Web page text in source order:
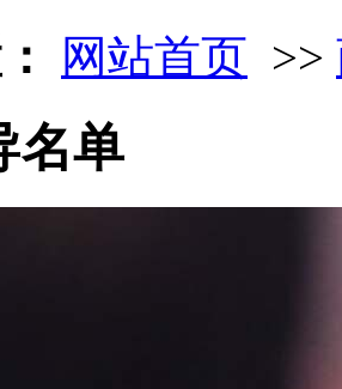
网站首页 >>
名单